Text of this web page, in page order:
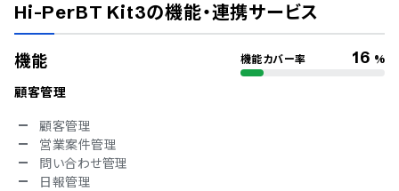
Hi-PerBT Kit3の機能・連携サービス
機能 機能カバー率 16 %
顧客管理
顧客管理
営業案件管理
問い合わせ管理
日報管理